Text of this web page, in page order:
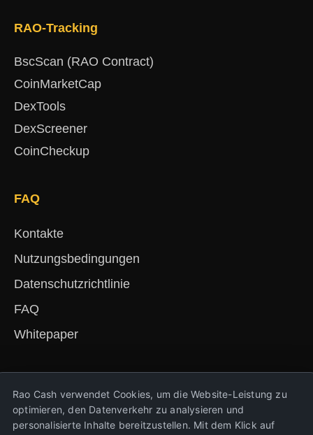
RAO-Tracking
BscScan (RAO Contract)
CoinMarketCap
DexTools
DexScreener
CoinCheckup
FAQ
Kontakte
Nutzungsbedingungen
Datenschutzrichtlinie
FAQ
Whitepaper
English Русский Deutsch Français Español 简体中文
TürkçePortuguêsNederlandsУкраїнська
Rao Cash verwendet Cookies, um die Website-Leistung zu
optimieren, den Datenverkehr zu analysieren und
personalisierte Inhalte bereitzustellen. Mit dem Klick auf